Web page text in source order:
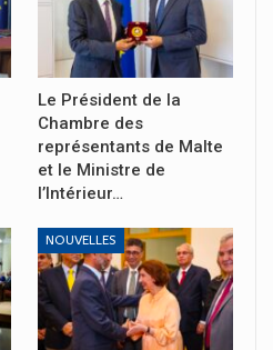
Le Président de la
Chambre des
représentants de Malte
et le Ministre de
l’Intérieur…
NOUVELLES